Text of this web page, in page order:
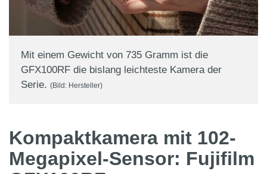
Mit einem Gewicht von 735 Gramm ist die
GFX100RF die bislang leichteste Kamera der
Serie. (Bild: Hersteller)
Kompaktkamera mit 102-
Megapixel-Sensor: Fujifilm